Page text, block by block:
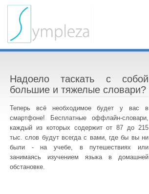
Надоело таскать с собой
большие и тяжелые словари?
Теперь всё необходимое будет у вас в
смартфоне! Бесплатные оффлайн-словари,
каждый из которых содержит от 87 до 215
тыс. слов будут всегда с вами, где бы вы ни
были - на учебе, в путешествиях или
занимаясь изучением языка в домашней
обстановке.